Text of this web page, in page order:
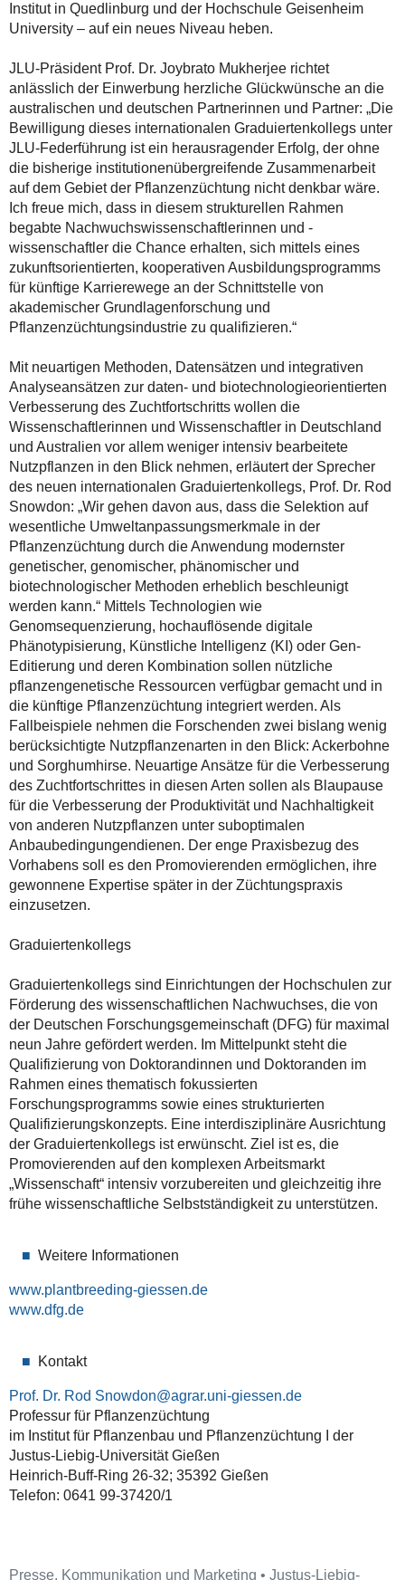
Institut in Quedlinburg und der Hochschule Geisenheim
University – auf ein neues Niveau heben.
JLU-Präsident Prof. Dr. Joybrato Mukherjee richtet
anlässlich der Einwerbung herzliche Glückwünsche an die
australischen und deutschen Partnerinnen und Partner: „Die
Bewilligung dieses internationalen Graduiertenkollegs unter
JLU-Federführung ist ein herausragender Erfolg, der ohne
die bisherige institutionenübergreifende Zusammenarbeit
auf dem Gebiet der Pflanzenzüchtung nicht denkbar wäre.
Ich freue mich, dass in diesem strukturellen Rahmen
begabte Nachwuchswissenschaftlerinnen und -
wissenschaftler die Chance erhalten, sich mittels eines
zukunftsorientierten, kooperativen Ausbildungsprogramms
für künftige Karrierewege an der Schnittstelle von
akademischer Grundlagenforschung und
Pflanzenzüchtungsindustrie zu qualifizieren.“
Mit neuartigen Methoden, Datensätzen und integrativen
Analyseansätzen zur daten- und biotechnologieorientierten
Verbesserung des Zuchtfortschritts wollen die
Wissenschaftlerinnen und Wissenschaftler in Deutschland
und Australien vor allem weniger intensiv bearbeitete
Nutzpflanzen in den Blick nehmen, erläutert der Sprecher
des neuen internationalen Graduiertenkollegs, Prof. Dr. Rod
Snowdon: „Wir gehen davon aus, dass die Selektion auf
wesentliche Umweltanpassungsmerkmale in der
Pflanzenzüchtung durch die Anwendung modernster
genetischer, genomischer, phänomischer und
biotechnologischer Methoden erheblich beschleunigt
werden kann.“ Mittels Technologien wie
Genomsequenzierung, hochauflösende digitale
Phänotypisierung, Künstliche Intelligenz (KI) oder Gen-
Editierung und deren Kombination sollen nützliche
pflanzengenetische Ressourcen verfügbar gemacht und in
die künftige Pflanzenzüchtung integriert werden. Als
Fallbeispiele nehmen die Forschenden zwei bislang wenig
berücksichtigte Nutzpflanzenarten in den Blick: Ackerbohne
und Sorghumhirse. Neuartige Ansätze für die Verbesserung
des Zuchtfortschrittes in diesen Arten sollen als Blaupause
für die Verbesserung der Produktivität und Nachhaltigkeit
von anderen Nutzpflanzen unter suboptimalen
Anbaubedingungendienen. Der enge Praxisbezug des
Vorhabens soll es den Promovierenden ermöglichen, ihre
gewonnene Expertise später in der Züchtungspraxis
einzusetzen.
Graduiertenkollegs
Graduiertenkollegs sind Einrichtungen der Hochschulen zur
Förderung des wissenschaftlichen Nachwuchses, die von
der Deutschen Forschungsgemeinschaft (DFG) für maximal
neun Jahre gefördert werden. Im Mittelpunkt steht die
Qualifizierung von Doktorandinnen und Doktoranden im
Rahmen eines thematisch fokussierten
Forschungsprogramms sowie eines strukturierten
Qualifizierungskonzepts. Eine interdisziplinäre Ausrichtung
der Graduiertenkollegs ist erwünscht. Ziel ist es, die
Promovierenden auf den komplexen Arbeitsmarkt
„Wissenschaft“ intensiv vorzubereiten und gleichzeitig ihre
frühe wissenschaftliche Selbstständigkeit zu unterstützen.
Weitere Informationen
www.plantbreeding-giessen.de
www.dfg.de
Kontakt
Prof. Dr. Rod Snowdon
Professur für Pflanzenzüchtung
im Institut für Pflanzenbau und Pflanzenzüchtung I der
Justus-Liebig-Universität Gießen
Heinrich-Buff-Ring 26-32; 35392 Gießen
Telefon: 0641 99-37420/1
Presse, Kommunikation und Marketing • Justus-Liebig-